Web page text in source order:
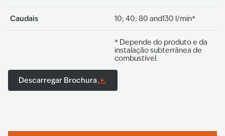
Caudais 10; 40; 80 and130 l/min*
* Depende do produto e da
instalação subterrânea de
combustível.
Descarregar Brochura